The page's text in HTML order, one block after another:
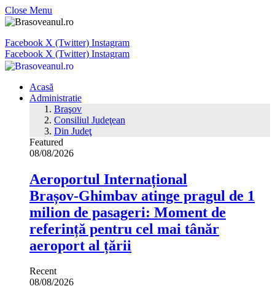
Close Menu
Facebook X (Twitter) Instagram
Facebook X (Twitter) Instagram
Acasă
Administratie
Braşov
Consiliul Judeţean
Din Judeţ
Featured
08/08/2026
Aeroportul Internațional
Brașov‑Ghimbav atinge pragul de 1
milion de pasageri: Moment de
referință pentru cel mai tânăr
aeroport al țării
Recent
08/08/2026